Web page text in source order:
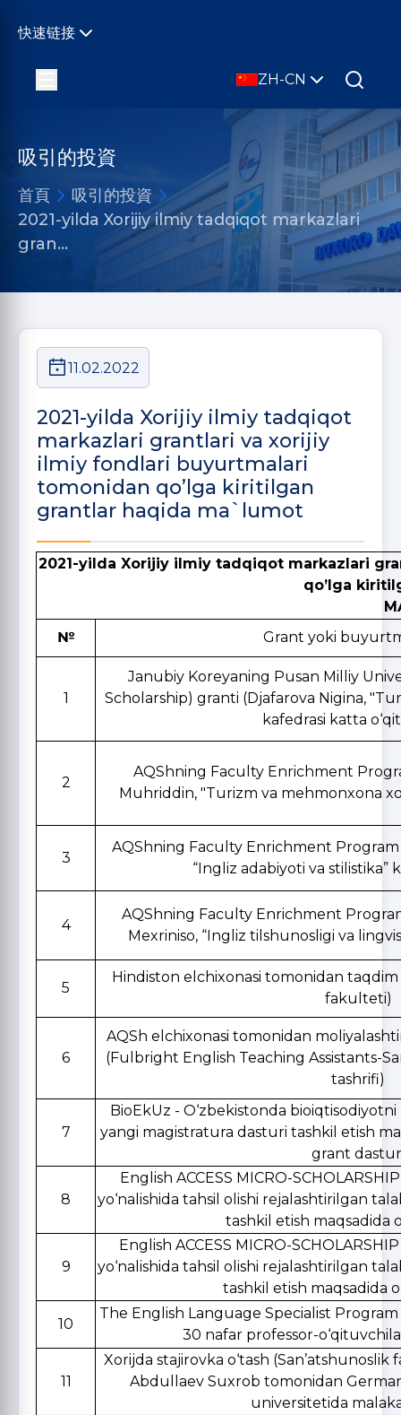
快速链接
ZH-CN
吸引的投資
首頁
吸引的投資
2021-yilda Xorijiy ilmiy tadqiqot markazlari
gran…
11.02.2022
2021-yilda Xorijiy ilmiy tadqiqot
markazlari grantlari va xorijiy
ilmiy fondlari buyurtmalari
tomonidan qo’lga kiritilgan
grantlar haqida ma`lumot
2021-yilda Xorijiy ilmiy tadqiqot markazlari
qo’lga
№
Grant yoki
1
Janubiy Koreyaning Pusan Milliy
Scholarship) granti (Djafarova Nigina,
kafedrasi katta
2
AQShning Faculty Enrichment
Muhriddin, "Turizm va mehmonxona
3
AQShning Faculty Enrichment Program
“Ingliz adabiyoti va stilistika”
4
AQShning Faculty Enrichment
Mexriniso, “Ingliz tilshunosligi va
5
Hindiston elchixonasi tomonidan
fakulteti)
6
AQSh elchixonasi tomonidan
(Fulbright English Teaching Assistants-
tashrifi)
7
BioEkUz - O‘zbekistonda
yangi magistratura dasturi tashkil etish
grant
8
English ACCESS MICRO-
yo‘nalishida tahsil olishi rejalashtirilgan
tashkil etish maqsadida
9
English ACCESS MICRO-
yo‘nalishida tahsil olishi rejalashtirilgan
tashkil etish maqsadida
10
The English Language Specialist
30 nafar professor-
11
Xorijda stajirovka o‘tash
Abdullaev Suxrob tomonidan
universitetida